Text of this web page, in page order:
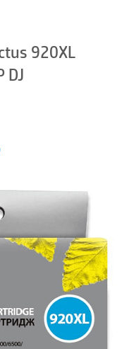
920XL